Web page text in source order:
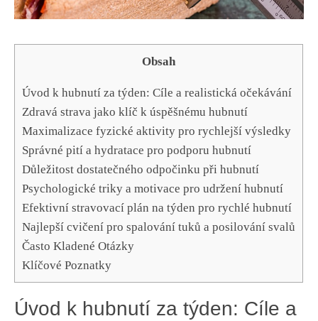
Obsah
Úvod ⁢k hubnutí za‌ týden: Cíle a realistická očekávání
Zdravá strava ⁤jako⁢ klíč k úspěšnému‍ hubnutí
Maximalizace fyzické aktivity pro rychlejší výsledky
Správné pití a hydratace pro podporu hubnutí
Důležitost dostatečného‍ odpočinku při hubnutí
Psychologické triky a motivace pro ⁢udržení hubnutí
Efektivní stravovací plán na týden pro ‌rychlé⁣ hubnutí
Najlepší cvičení pro spalování tuků a​ posilování svalů
Často ⁣Kladené Otázky
Klíčové Poznatky
Úvod ⁢k hubnutí za‌ týden: Cíle a